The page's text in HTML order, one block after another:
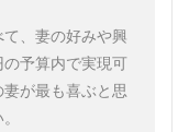
、妻の好みや興
予算内で実現可
が最も喜ぶと思